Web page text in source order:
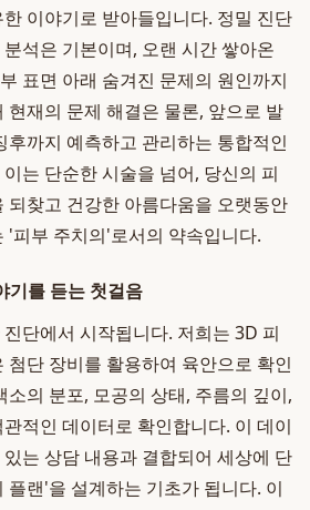
이야기로 받아들입니다. 정밀 진단
석은 기본이며, 오랜 시간 쌓아온
표면 아래 숨겨진 문제의 원인까지
현재의 문제 해결은 물론, 앞으로 발
후까지 예측하고 관리하는 통합적인
는 단순한 시술을 넘어, 당신의 피
되찾고 건강한 아름다움을 오랫동안
'피부 주치의'로서의 약속입니다.
기를 듣는 첫걸음
단에서 시작됩니다. 저희는 3D 피
첨단 장비를 활용하여 육안으로 확인
의 분포, 모공의 상태, 주름의 깊이,
적인 데이터로 확인합니다. 이 데이
는 상담 내용과 결합되어 세상에 단
랜'을 설계하는 기초가 됩니다. 이